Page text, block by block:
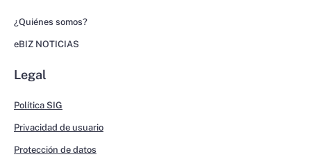
¿Quiénes somos?
eBIZ NOTICIAS
Legal
Política SIG
Privacidad de usuario
Protección de datos